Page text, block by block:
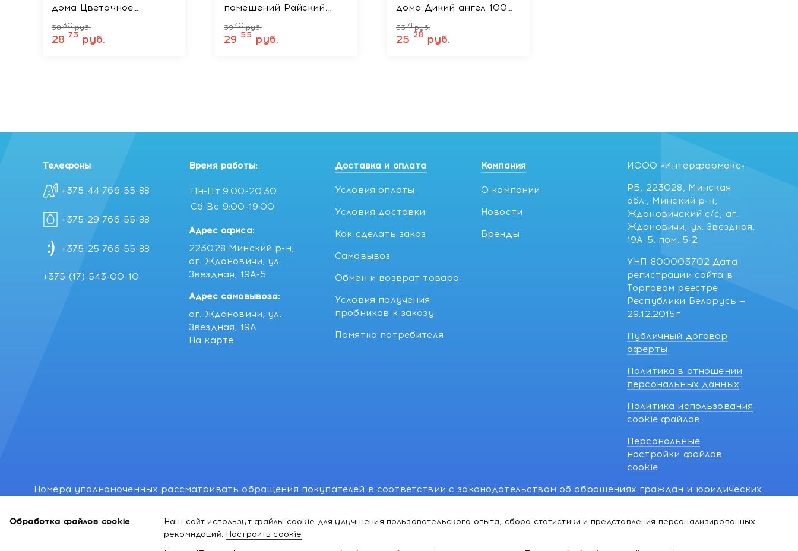
дома Цветочное
настроение 100 мл
FLORAL SENTIMENT
38 30 руб.
28 73 руб.
помещений Райский
кокос 100 мл PARADISE
COCONUT
3940 руб.
29 55 руб.
дома Дикий ангел 100
мл WILD ANGEL
33 71 руб.
25 28 руб.
Обработка файлов cookie
Наш сайт использут файлы cookie для улучшения пользовательского опыта, сбора статистики и представления персонализированных
рекомндаций. Настроить cookie
Телефоны
+375 44 766-55-88
+375 29 766-55-88
+375 25 766-55-88
+375 (17) 543-00-10
Время работы:
Пн-Пт 9:00-20:30
Сб-Вс 9:00-19:00
Адрес офиса:
223028 Минский р-н,
аг. Ждановичи, ул.
Звездная, 19А-5
Адрес самовывоза:
аг. Ждановичи, ул.
Звездная, 19А
На карте
Доставка и оплата
Условия оплаты
Условия доставки
Как сделать заказ
Самовывоз
Обмен и возврат товара
Условия получения
пробников к заказу
Памятка потребителя
Компания
О компании
Новости
Бренды
ИООО «Интерфармакс»
РБ, 223028, Минская
обл., Минский р-н,
Ждановичский с/с, аг.
Ждановичи, ул. Звездная,
19А-5, пом. 5-2
УНП 800003702 Дата
регистрации сайта в
Торговом реестре
Республики Беларусь —
29.12.2015г
Публичный договор
оферты
Политика в отношении
персональных данных
Политика использования
cookie файлов
Персональные
настройки файлов
cookie
Номера уполномоченных рассматривать обращения покупателей в соответствии с законодательством об обращениях граждан и юридических
Номер и адрес электронной почты лица, уполномоченного рассматривать обращения покупателей о нарушении их прав, предусмотренных
законодательством о защите прав потребителей:766-55-88 (для всех мобильных операторов), info@kakvapteke.by